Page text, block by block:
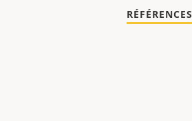
RÉFÉRENCES